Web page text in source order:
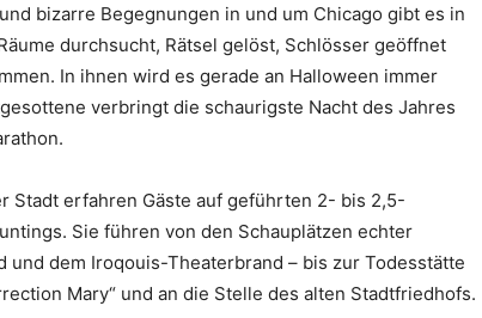
bizarre Begegnungen in und um Chicago gibt es in
durchsucht, Rätsel gelöst, Schlösser geöffnet
In ihnen wird es gerade an Halloween immer
verbringt die schaurigste Nacht des Jahres
Stadt erfahren Gäste auf geführten 2- bis 2,5-
Sie führen von den Schauplätzen echter
dem Iroqouis-Theaterbrand – bis zur Todesstätte
Mary“ und an die Stelle des alten Stadtfriedhofs.